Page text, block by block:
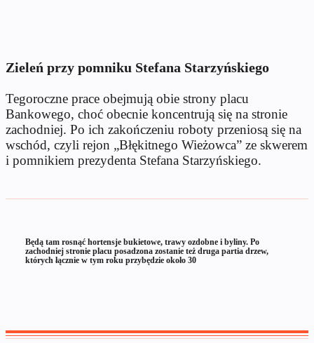
Zieleń przy pomniku Stefana Starzyńskiego
Tegoroczne prace obejmują obie strony placu
Bankowego, choć obecnie koncentrują się na stronie
zachodniej. Po ich zakończeniu roboty przeniosą się na
wschód, czyli rejon „Błękitnego Wieżowca” ze skwerem
i pomnikiem prezydenta Stefana Starzyńskiego.
Będą tam rosnąć hortensje bukietowe, trawy ozdobne i byliny. Po
zachodniej stronie placu posadzona zostanie też druga partia drzew,
których łącznie w tym roku przybędzie około 30